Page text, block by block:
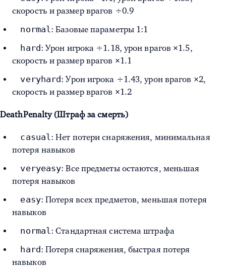
скорость и размер врагов ÷0.9
normal: Базовые параметры 1:1
hard: Урон игрока ÷1.18, урон врагов ×1.5,
скорость и размер врагов ×1.1
veryhard: Урон игрока ÷1.43, урон врагов ×2,
скорость и размер врагов ×1.2
DeathPenalty (Штраф за смерть)
casual: Нет потери снаряжения, минимальная
потеря навыков
veryeasy: Все предметы остаются, меньшая
потеря навыков
easy: Потеря всех предметов, меньшая потеря
навыков
normal: Стандартная система штрафа
hard: Потеря снаряжения, быстрая потеря
навыков